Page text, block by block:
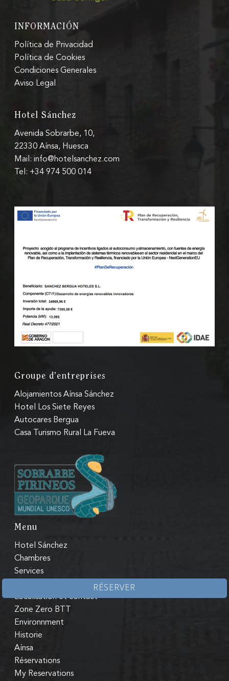
RÉSERVER
INFORMACIÓN
Política de Privacidad
Política de Cookies
Condiciones Generales
Aviso Legal
Hotel Sánchez
Avenida Sobrarbe, 10,
22330 Aínsa, Huesca
Mail: info@hotelsanchez.com
Tel: +34 974 500 014
Groupe d’entreprises
Alojamientos Aínsa Sánchez
Hotel Los Siete Reyes
Autocares Bergua
Casa Turismo Rural La Fueva
Menu
Hotel Sánchez
Chambres
Services
Localisation et contact
Zone Zero BTT
Environnment
Historie
Aínsa
Réservations
My Reservations